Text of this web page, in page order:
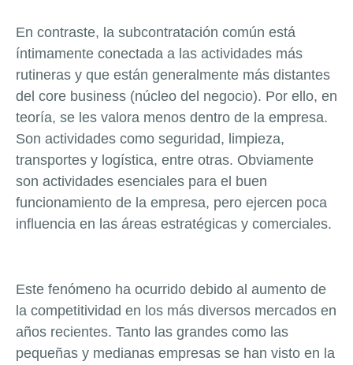
En contraste, la subcontratación común está
íntimamente conectada a las actividades más
rutineras y que están generalmente más distantes
del core business (núcleo del negocio). Por ello, en
teoría, se les valora menos dentro de la empresa.
Son actividades como seguridad, limpieza,
transportes y logística, entre otras. Obviamente
son actividades esenciales para el buen
funcionamiento de la empresa, pero ejercen poca
influencia en las áreas estratégicas y comerciales.
Este fenómeno ha ocurrido debido al aumento de
la competitividad en los más diversos mercados en
años recientes. Tanto las grandes como las
pequeñas y medianas empresas se han visto en la